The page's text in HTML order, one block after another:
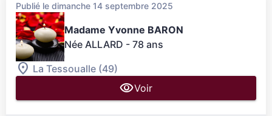
Publié le dimanche 14 septembre 2025
Madame Yvonne BARON
Née ALLARD - 78 ans
La Tessoualle (49)
Voir